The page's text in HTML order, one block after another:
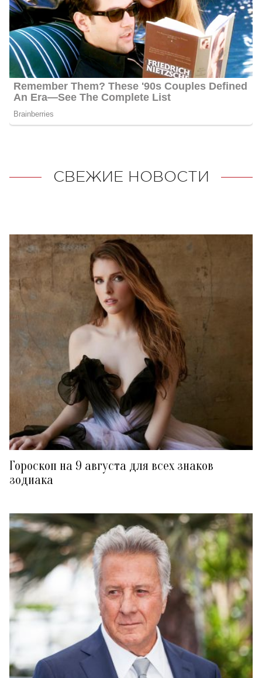
СВЕЖИЕ НОВОСТИ
Гороскоп на 9 августа для всех знаков
зодиака